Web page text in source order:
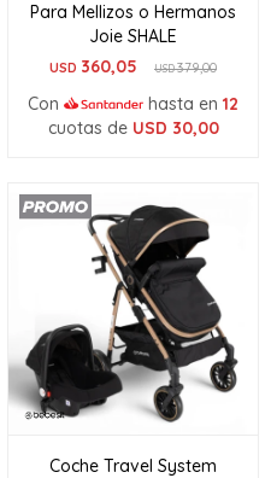
Para Mellizos o Hermanos
Joie SHALE
USD 360,05 USD379,00
Con hasta en 12
cuotas de USD 30,00
Coche Travel System